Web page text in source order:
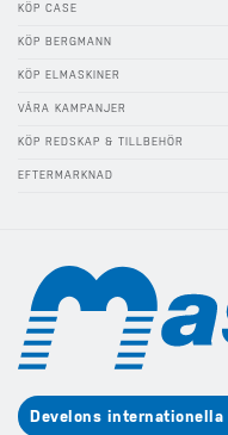
KÖP CASE
KÖP BERGMANN
KÖP ELMASKINER
VÅRA KAMPANJER
KÖP REDSKAP & TILLBEHÖR
EFTERMARKNAD
Develons internationella